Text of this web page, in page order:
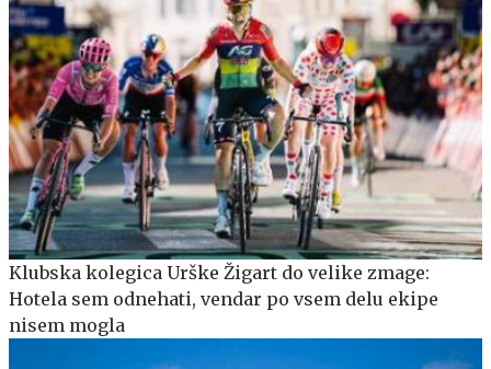
Klubska kolegica Urške Žigart do velike zmage:
Hotela sem odnehati, vendar po vsem delu ekipe
nisem mogla